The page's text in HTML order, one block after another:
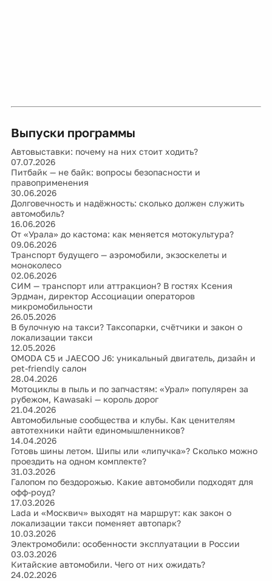
Выпуски программы
Автовыставки: почему на них стоит ходить?
07.07.2026
Питбайк — не байк: вопросы безопасности и
правоприменения
30.06.2026
Долговечность и надёжность: сколько должен служить
автомобиль?
16.06.2026
От «Урала» до кастома: как меняется мотокультура?
09.06.2026
Транспорт будущего — аэромобили, экзоскелеты и
моноколесо
02.06.2026
СИМ — транспорт или аттракцион? В гостях Ксения
Эрдман, директор Ассоциации операторов
микромобильности
26.05.2026
В булочную на такси? Таксопарки, счётчики и закон о
локализации такси
12.05.2026
OMODA C5 и JAECOO J6: уникальный двигатель, дизайн и
pet-friendly салон
28.04.2026
Мотоциклы в пыль и по запчастям: «Урал» популярен за
рубежом, Kawasaki — король дорог
21.04.2026
Автомобильные сообщества и клубы. Как ценителям
автотехники найти единомышленников?
14.04.2026
Готовь шины летом. Шипы или «липучка»? Сколько можно
проездить на одном комплекте?
31.03.2026
Галопом по бездорожью. Какие автомобили подходят для
офф-роуд?
17.03.2026
Lada и «Москвич» выходят на маршрут: как закон о
локализации такси поменяет автопарк?
10.03.2026
Электромобили: особенности эксплуатации в России
03.03.2026
Китайские автомобили. Чего от них ожидать?
24.02.2026